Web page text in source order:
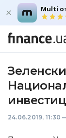
Multi
24.06.2019, 11:30